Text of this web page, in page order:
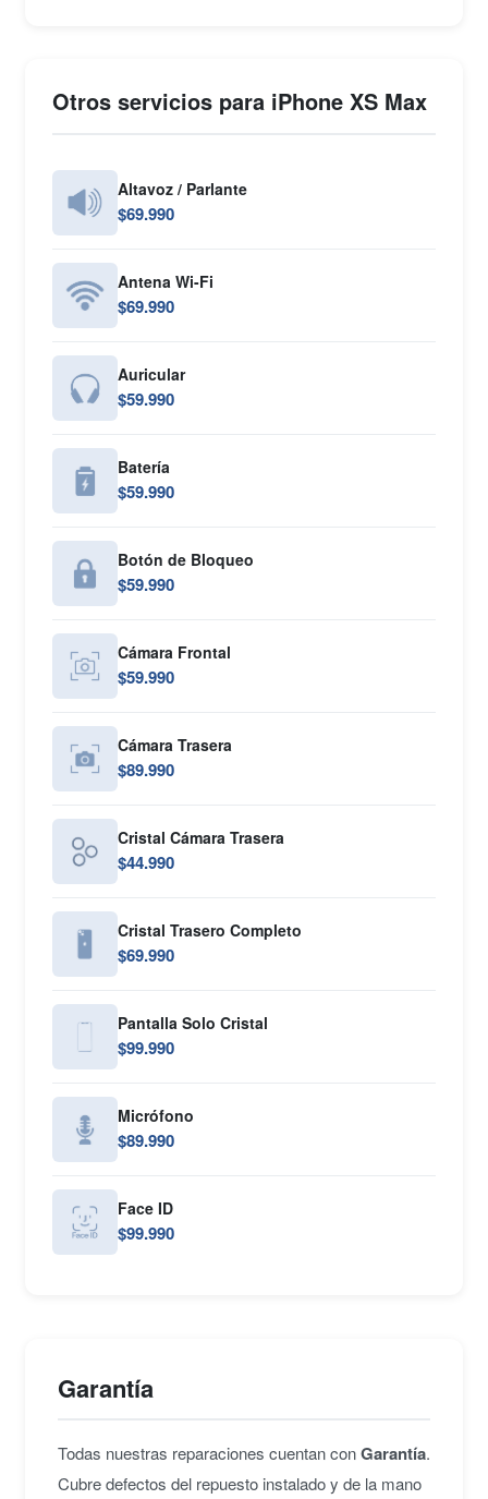
Otros servicios para iPhone XS Max
Altavoz / Parlante
$69.990
Antena Wi-Fi
$69.990
Auricular
$59.990
Batería
$59.990
Botón de Bloqueo
$59.990
Cámara Frontal
$59.990
Cámara Trasera
$89.990
Cristal Cámara Trasera
$44.990
Cristal Trasero Completo
$69.990
Pantalla Solo Cristal
$99.990
Micrófono
$89.990
Face ID
$99.990
Garantía
Todas nuestras reparaciones cuentan conGarantía.
Cubre defectos del repuesto instalado y de la mano